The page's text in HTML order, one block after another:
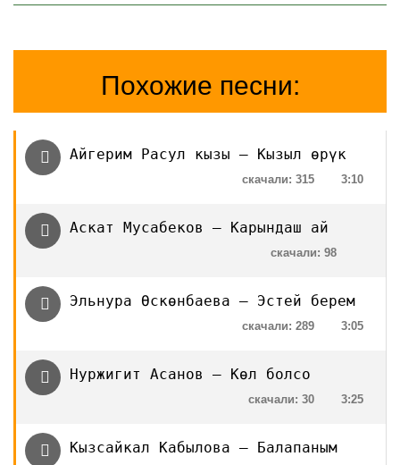
Похожие песни:
Айгерим Расул кызы — Кызыл өрүк
3:10
скачали: 315
Аскат Мусабеков — Карындаш ай
скачали: 98
Эльнура Өскөнбаева — Эстей берем
3:05
скачали: 289
Нуржигит Асанов — Көл болсо
3:25
скачали: 30
Кызсайкал Кабылова — Балапаным